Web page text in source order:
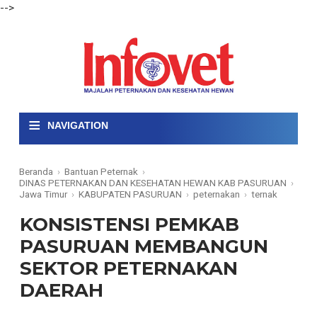
-->
≡ NAVIGATION
Beranda › Bantuan Peternak ›
DINAS PETERNAKAN DAN KESEHATAN HEWAN KAB PASURUAN ›
Jawa Timur › KABUPATEN PASURUAN › peternakan › ternak
KONSISTENSI PEMKAB
PASURUAN MEMBANGUN
SEKTOR PETERNAKAN
DAERAH